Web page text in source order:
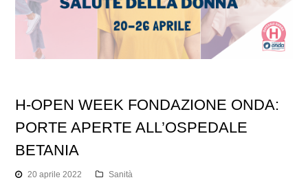
H-OPEN WEEK FONDAZIONE ONDA:
PORTE APERTE ALL’OSPEDALE
BETANIA
20 aprile 2022 Sanità